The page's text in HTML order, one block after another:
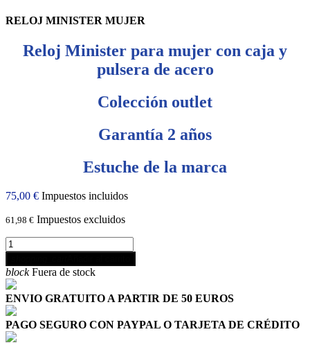
RELOJ MINISTER MUJER
Reloj Minister para mujer con caja y
pulsera de acero
Colección outlet
Garantía 2 años
Estuche de la marca
75,00 € Impuestos incluidos
61,98 € Impuestos excluidos
blockFuera de stock
ENVIO GRATUITO A PARTIR DE 50 EUROS
PAGO SEGURO CON PAYPAL O TARJETA DE CRÉDITO